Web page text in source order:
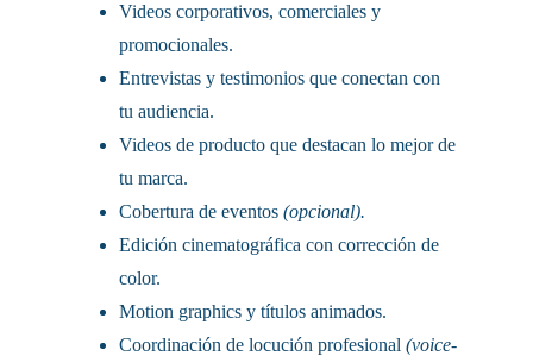
Videos corporativos, comerciales y
promocionales.
Entrevistas y testimonios que conectan con
tu audiencia.
Videos de producto que destacan lo mejor de
tu marca.
Cobertura de eventos (opcional).
Edición cinematográfica con corrección de
color.
Motion graphics y títulos animados.
Coordinación de locución profesional (voice-